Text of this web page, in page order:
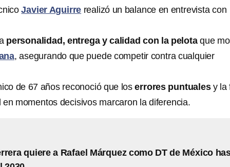
Javier Aguirre realizó un balance en entrevista con
personalidad, entrega y calidad con la pelotaque
, asegurando que puede competir contra cualquier
de 67 años reconoció que loserrores puntualesy la
en momentos decisivos marcaron la diferencia.
quiere a Rafael Márquez como DT de México